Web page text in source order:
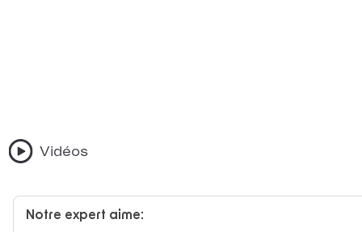
Notre expert aime:
Vidéos